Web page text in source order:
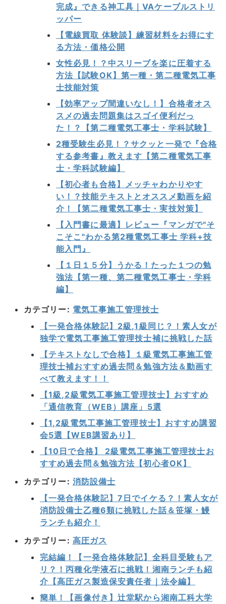
完成』できる神工具｜VAケーブルストリ
ッパー
【電線買取 体験談】練習材料をお得にす
る方法・価格公開
女性必見！？中スリーブを楽に圧着する
方法【試験OK】第一種・第二種電気工事
士技能対策
【効率アップ間違いなし！】合格者オス
スメの過去問題集はスゴイ便利だっ
た！？【第二種電気工事士・学科試験】
2種受験生必見！？サクッと一発で『合格
する参考書』教えます【第二種電気工事
士・学科試験編】
【初心者も合格】メッチャわかりやす
い！？技能テキストとオススメ動画を紹
介！【第二種電気工事士・実技対策】
【入門書に最適】レビュー『マンガで"そ
こそこ"わかる第2種電気工事士 学科+技
能入門』
【１日１５分】うかる！たった１つの勉
強法【第一種、第二種電気工事士・学科
編】
カテゴリー: 電気工事施工管理技士
【一発合格体験記】2級,1級同じ？！素人女が
独学で電気工事施工管理技士補に挑戦した話
【テキストなしで合格】１級電気工事施工管
理技士補おすすめ過去問＆勉強方法＆動画す
べて教えます！！
【1級,2級電気工事施工管理技士】おすすめ
「通信教育（WEB）講座」5選
【1,2級電気工事施工管理技士】おすすめ講習
会5選【WEB講習あり】
【10日で合格】 2級電気工事施工管理技士お
すすめ過去問＆勉強方法【初心者OK】
カテゴリー: 消防設備士
【一発合格体験記】7日でイケる？！素人女が
消防設備士乙種6類に挑戦した話＆笹塚・鰻
ランチも紹介！
カテゴリー: 高圧ガス
完結編！【一発合格体験記】全科目受験もア
リ？！丙種化学液石に挑戦！湘南ランチも紹
介【高圧ガス製造保安責任者｜法令編】
簡単！【画像付き】辻堂駅から湘南工科大学